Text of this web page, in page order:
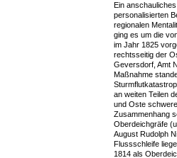
Ein
personalisierten
regionalen
ging es um die
im Jahr 1825
rechtsseitig der
Geversdorf, Amt
Maßnahme
an weiten Teilen
und Oste
Zusammenhang
Oberdeichgräfe
August Rudolph
Flussschleife
1814 als